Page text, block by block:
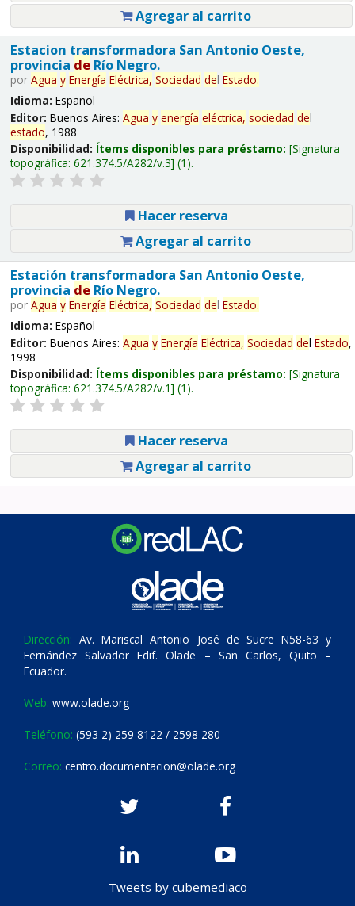
Agregar al carrito
Estacion transformadora San Antonio Oeste,
provincia deRío Negro.
por Agua y Energía Eléctrica, Sociedad del Estado.
Idioma: Español
Editor: Buenos Aires: Agua y energía eléctrica, sociedad del
estado, 1988
Disponibilidad: Ítems disponibles para préstamo: Signatura
topográfica: 621.374.5/A282/v.3 (1).
Hacer reserva
Agregar al carrito
Estación transformadora San Antonio Oeste,
provincia deRío Negro.
por Agua y Energía Eléctrica, Sociedad del Estado.
Idioma: Español
Editor: Buenos Aires: Agua y Energía Eléctrica, Sociedad del Estado,
1998
Disponibilidad: Ítems disponibles para préstamo: Signatura
topográfica: 621.374.5/A282/v.1 (1).
Hacer reserva
Agregar al carrito
Dirección: Av. Mariscal Antonio José de Sucre N58-63 y
Fernández Salvador Edif. Olade – San Carlos, Quito –
Ecuador.
Web: www.olade.org
Teléfono: (593 2) 259 8122 / 2598 280
Correo: centro.documentacion@olade.org
Tweets by cubemediaco